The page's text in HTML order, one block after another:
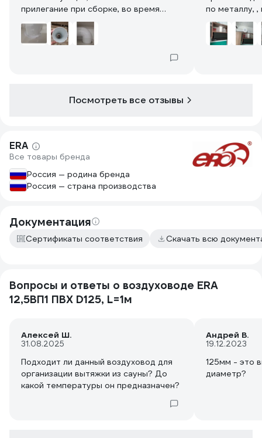
прилегание при сборке, во время
монтажа всего участка от вытяжки до
вентиляционной шахты заняло менее
2-х часов. Единственный минус
(различие цвета) нивелируется тем,
по металлу, ,
крупным
заусенцы
Посмотреть все отзывы
ERA
Все товары бренда
Россия — родина бренда
Россия — страна производства
Документация
Сертификаты соответствия Скачать всю
Вопросы и ответы о воздуховоде ERA
12,5ВП1 ПВХ D125, L=1м
Алексей Ш.
31.08.2025
Подходит ли данный воздуховод для
организации вытяжки из сауны? До
какой температуры он предназначен?
Андрей В.
19.12.2023
125мм - это
диаметр?